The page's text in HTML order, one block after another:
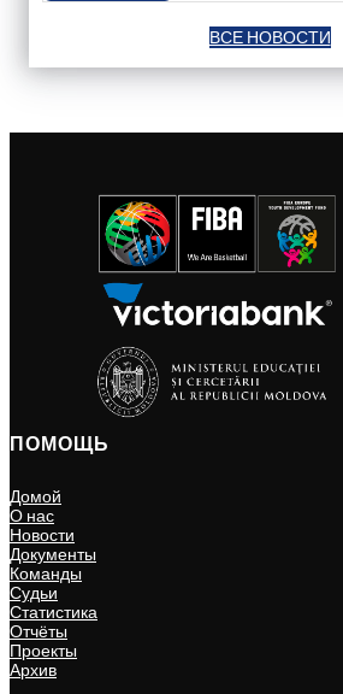
ВСЕ НОВОСТИ
ПОМОЩЬ
Домой
О нас
Новости
Документы
Команды
Судьи
Статистика
Отчёты
Проекты
Архив